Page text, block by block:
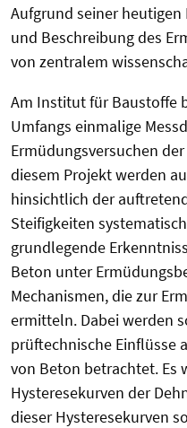
Aufgrund seiner
und Beschreibung des
von zentralem
Am Institut für Baustoffe
Umfangs einmalige
Ermüdungsversuchen
diesem Projekt werden
hinsichtlich der
Steifigkeiten
grundlegende
Beton unter
Mechanismen, die zur
ermitteln. Dabei werden
prüftechnische Einflüsse
von Beton betrachtet. Es
Hysteresekurven der
dieser Hysteresekurven